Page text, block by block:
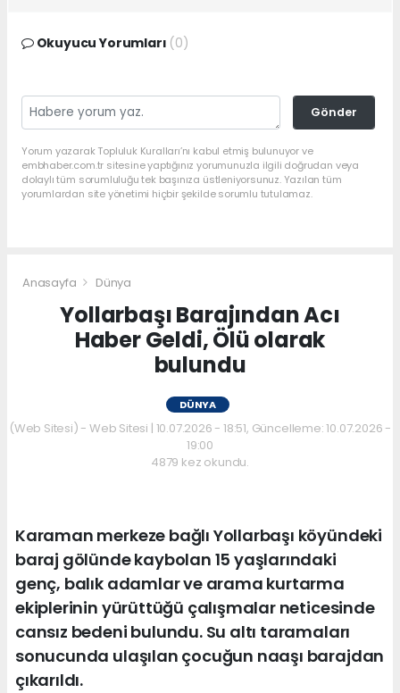
Okuyucu Yorumları (0)
Gönder
Yorum yazarak Topluluk Kuralları’nı kabul etmiş bulunuyor ve
embhaber.com.tr sitesine yaptığınız yorumunuzla ilgili doğrudan veya
dolaylı tüm sorumluluğu tek başınıza üstleniyorsunuz. Yazılan tüm
yorumlardan site yönetimi hiçbir şekilde sorumlu tutulamaz.
Anasayfa Dünya
Yollarbaşı Barajından Acı
Haber Geldi, Ölü olarak
bulundu
DÜNYA
(Web Sitesi) - Web Sitesi | 10.07.2026 - 18:51, Güncelleme: 10.07.2026 -
19:00
4879 kez okundu.
Karaman merkeze bağlı Yollarbaşı köyündeki
baraj gölünde kaybolan 15 yaşlarındaki
genç, balık adamlar ve arama kurtarma
ekiplerinin yürüttüğü çalışmalar neticesinde
cansız bedeni bulundu. Su altı taramaları
sonucunda ulaşılan çocuğun naaşı barajdan
çıkarıldı.